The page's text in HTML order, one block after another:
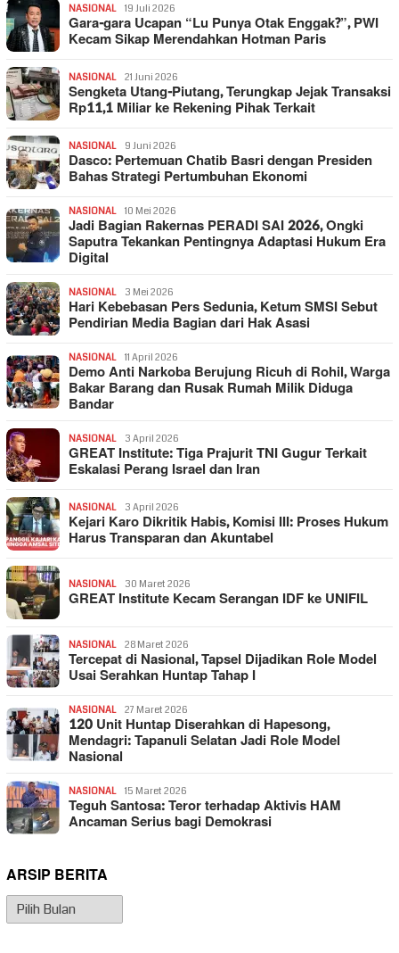
NASIONAL 19 Juli 2026
Gara-gara Ucapan “Lu Punya Otak Enggak?”, PWI
Kecam Sikap Merendahkan Hotman Paris
NASIONAL 21 Juni 2026
Sengketa Utang-Piutang, Terungkap Jejak Transaksi
Rp11,1 Miliar ke Rekening Pihak Terkait
NASIONAL 9 Juni 2026
Dasco: Pertemuan Chatib Basri dengan Presiden
Bahas Strategi Pertumbuhan Ekonomi
NASIONAL 10 Mei 2026
Jadi Bagian Rakernas PERADI SAI 2026, Ongki
Saputra Tekankan Pentingnya Adaptasi Hukum Era
Digital
NASIONAL 3 Mei 2026
Hari Kebebasan Pers Sedunia, Ketum SMSI Sebut
Pendirian Media Bagian dari Hak Asasi
NASIONAL 11 April 2026
Demo Anti Narkoba Berujung Ricuh di Rohil, Warga
Bakar Barang dan Rusak Rumah Milik Diduga
Bandar
NASIONAL 3 April 2026
GREAT Institute: Tiga Prajurit TNI Gugur Terkait
Eskalasi Perang Israel dan Iran
NASIONAL 3 April 2026
Kejari Karo Dikritik Habis, Komisi III: Proses Hukum
Harus Transparan dan Akuntabel
NASIONAL 30 Maret 2026
GREAT Institute Kecam Serangan IDF ke UNIFIL
NASIONAL 28 Maret 2026
Tercepat di Nasional, Tapsel Dijadikan Role Model
Usai Serahkan Huntap Tahap I
NASIONAL 27 Maret 2026
120 Unit Huntap Diserahkan di Hapesong,
Mendagri: Tapanuli Selatan Jadi Role Model
Nasional
NASIONAL 15 Maret 2026
Teguh Santosa: Teror terhadap Aktivis HAM
Ancaman Serius bagi Demokrasi
ARSIP BERITA
Arsip
Berita